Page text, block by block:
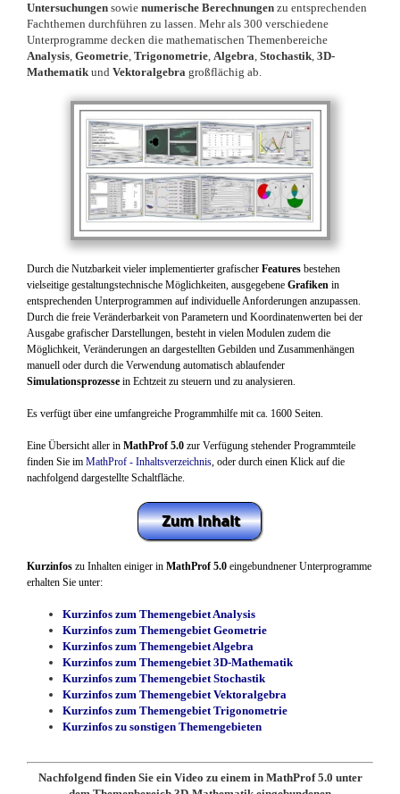
Untersuchungen sowie numerische Berechnungen zu entsprechenden
Fachthemen durchführen zu lassen. Mehr als 300 verschiedene
Unterprogramme decken die mathematischen Themenbereiche
Analysis, Geometrie, Trigonometrie, Algebra, Stochastik, 3D-
Mathematik und Vektoralgebra großflächig ab.
Durch die Nutzbarkeit vieler implementierter grafischer Features bestehen
vielseitige gestaltungstechnische Möglichkeiten, ausgegebene Grafiken in
entsprechenden Unterprogrammen auf individuelle Anforderungen anzupassen.
Durch die freie Veränderbarkeit von Parametern und Koordinatenwerten bei der
Ausgabe grafischer Darstellungen, besteht in vielen Modulen zudem die
Möglichkeit, Veränderungen an dargestellten Gebilden und Zusammenhängen
manuell oder durch die Verwendung automatisch ablaufender
Simulationsprozesse in Echtzeit zu steuern und zu analysieren.
Es verfügt über eine umfangreiche Programmhilfe mit ca. 1600 Seiten.
Eine Übersicht aller in MathProf 5.0 zur Verfügung stehender Programmteile
finden Sie im MathProf - Inhaltsverzeichnis, oder durch einen Klick auf die
nachfolgend dargestellte Schaltfläche.
Kurzinfos zu Inhalten einiger in MathProf 5.0 eingebundnener Unterprogramme
erhalten Sie unter:
Kurzinfos zum Themengebiet Analysis
Kurzinfos zum Themengebiet Geometrie
Kurzinfos zum Themengebiet Algebra
Kurzinfos zum Themengebiet 3D-Mathematik
Kurzinfos zum Themengebiet Stochastik
Kurzinfos zum Themengebiet Vektoralgebra
Kurzinfos zum Themengebiet Trigonometrie
Kurzinfos zu sonstigen Themengebieten
Nachfolgend finden Sie ein Video zu einem in MathProf 5.0 unter